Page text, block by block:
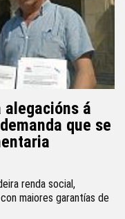
alegacións á
que se
renda social,
maiores garantías de